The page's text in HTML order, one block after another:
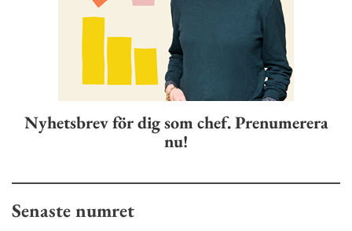
Nyhetsbrev för dig som chef. Prenumerera
nu!
Senaste numret